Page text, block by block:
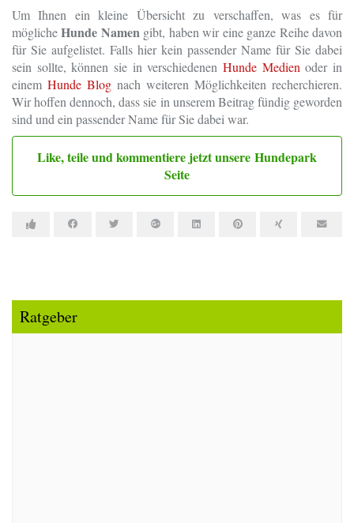
Um Ihnen ein kleine Übersicht zu verschaffen, was es für
möglicheHunde Namen gibt, haben wir eine ganze Reihe davon
für Sie aufgelistet. Falls hier kein passender Name für Sie dabei
sein sollte, können sie in verschiedenen Hunde Medien oder in
einem Hunde Blog nach weiteren Möglichkeiten recherchieren.
Wir hoffen dennoch, dass sie in unserem Beitrag fündig geworden
sind und ein passender Name für Sie dabei war.
Like, teile und kommentiere jetzt unsere Hundepark
Seite
Ratgeber